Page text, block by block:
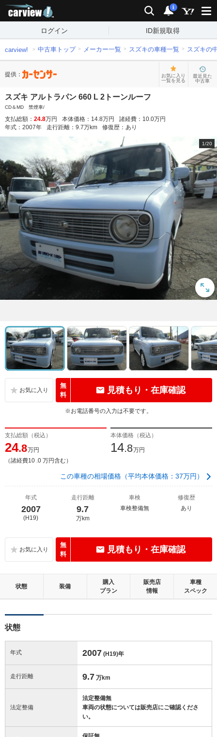
検索 通知
i
ログイン ID新規取得
carview! 中古車トップ メーカー一覧 スズキの車種一覧 スズキの
提供：
お気に入り
一覧を見る
最近見た
中古車
スズキ アルトラパン 660 L 2トーンルーフ
CD＆MD 禁煙車/
支払総額： 24.8万円 本体価格： 14.8万円 諸経費： 10.0万円
年式： 2007年 走行距離： 9.7万km 修復歴： あり
1/20
無
料
見積もり・在庫確認
※お電話番号の入力は不要です。
支払総額（税込）
24.8万円
（諸経費10 .0 万円含む）
本体価格（税込）
14.8万円
この車種の相場価格（平均本体価格：37万円）
年式
2007
(H19)
走行距離
9.7
万km
車検
車検整備無
修復歴
あり
無
料
見積もり・在庫確認
状態 装備
購入
プラン
販売店
情報
車種
スペック
状態
年式 2007 (H19)年
走行距離 9.7 万km
法定整備
法定整備無
車両の状態については販売店にご確認くださ
い。